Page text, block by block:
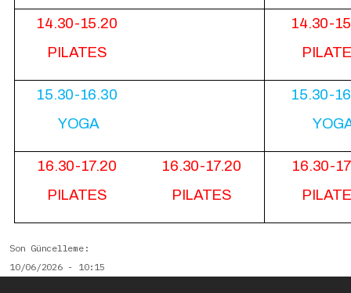
14.30-15.20
PILATES
14.30-
15.30-16.30
YOGA
15.30-
16.30-17.20
PILATES
16.30-17.20
PILATES
16.30-
Son Güncelleme
10/06/2026 - 10:15